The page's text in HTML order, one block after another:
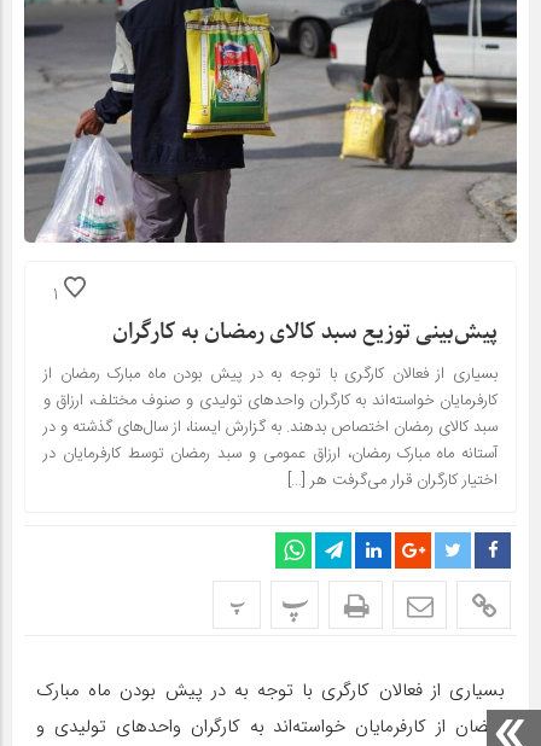
1
پیش‌بینی توزیع سبد کالای رمضان به کارگران
بسیاری از فعالان کارگری با توجه به در پیش بودن ماه مبارک رمضان از
کارفرمایان خواسته‌اند به کارگران واحدهای تولیدی و صنوف مختلف، ارزاق و
سبد کالای رمضان اختصاص بدهند. به گزارش ایسنا، از سال‌های گذشته و در
آستانه ماه مبارک رمضان، ارزاق عمومی و سبد رمضان توسط کارفرمایان در
اختیار کارگران قرار می‌گرفت هر […]
پ پ
بسیاری از فعالان کارگری با توجه به در پیش بودن ماه مبارک
رمضان از کارفرمایان خواسته‌اند به کارگران واحدهای تولیدی و